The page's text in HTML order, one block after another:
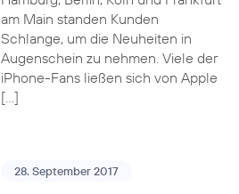
am Main standen Kunden
Schlange, um die Neuheiten in
Augenschein zu nehmen. Viele der
iPhone-Fans ließen sich von Apple
[…]
28. September 2017